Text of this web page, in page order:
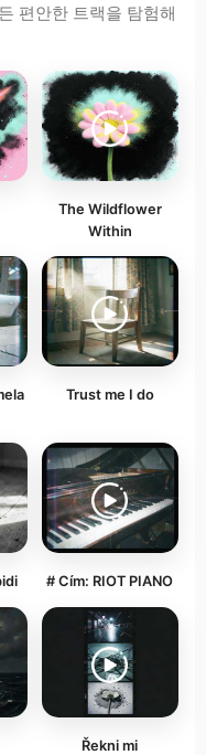
편안한 트랙을 탐험해
The Wildflower
Within
Trust me I do
# Cím: RIOT PIANO
Řekni mi